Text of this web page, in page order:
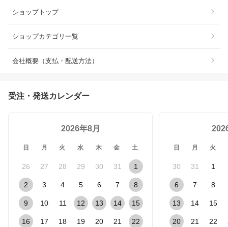
ショップトップ
ショップカテゴリ一覧
会社概要（支払・配送方法）
受注・発送カレンダー
2026年8月
日 月 火 水 木 金 土
26 27 28 29 30 31 1
2 3 4 5 6 7 8
9 10 11 12 13 14 15
16 17 18 19 20 21 22
日 月 火
30 31 1
6 7 8
13 14 15
20 21 22